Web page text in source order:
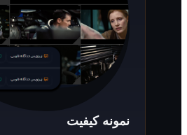
نمونه کیفیت